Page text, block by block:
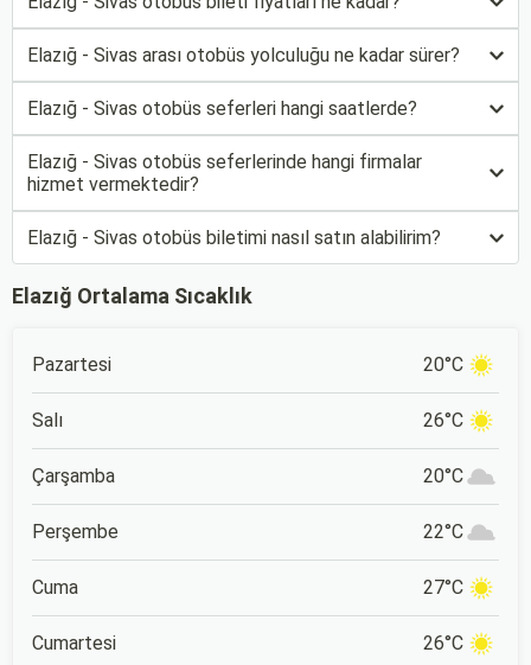
Elazığ - Sivas arası otobüs yolculuğu ne kadar sürer?
Elazığ - Sivas otobüs seferleri hangi saatlerde?
Elazığ - Sivas otobüs seferlerinde hangi firmalar
hizmet vermektedir?
Elazığ - Sivas otobüs biletimi nasıl satın alabilirim?
Elazığ Ortalama Sıcaklık
Pazartesi 20°C
Salı 26°C
Çarşamba 20°C
Perşembe 22°C
Cuma 27°C
Cumartesi 26°C